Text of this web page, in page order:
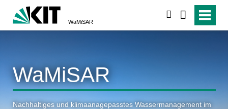
WaMiSAR
WaMiSAR
Nachhaltiges und klimaanagepasstes Wassermanagement im